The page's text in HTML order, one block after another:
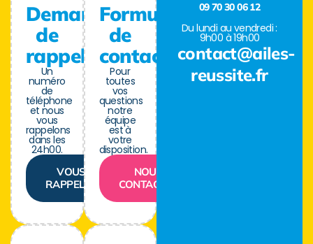
Demande
de
rappel
Un
numéro
de
téléphone
et nous
vous
rappelons
dans les
24h00.
VOUS
RAPPELER
Formulaire
de
contact
Pour
toutes
vos
questions
notre
équipe
est à
votre
disposition.
NOUS
CONTACTER
09 70 30 06 12
Du lundi au vendredi :
9h00 à 19h00
contact@ailes-
reussite.fr